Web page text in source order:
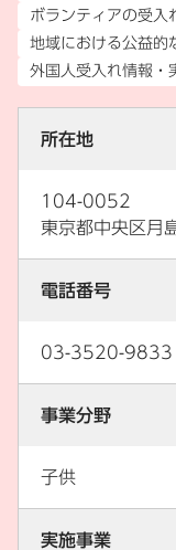
ボランティアの受入
地域における公益的
外国人受入れ情報・
所在地
104-0052
東京都中央区月
電話番号
03-3520-9833
事業分野
子供
実施事業